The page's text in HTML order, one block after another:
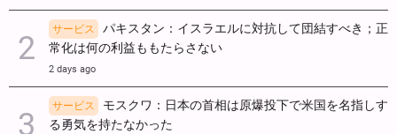
サービス
パキスタン：イスラエルに対抗して団結すべき；正
常化は何の利益ももたらさない
2 days ago
サービス
モスクワ：日本の首相は原爆投下で米国を名指しす
る勇気を持たなかった